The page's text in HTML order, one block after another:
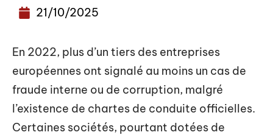
21/10/2025
En 2022, plus d’un tiers des entreprises
européennes ont signalé au moins un cas de
fraude interne ou de corruption, malgré
l’existence de chartes de conduite officielles.
Certaines sociétés, pourtant dotées de